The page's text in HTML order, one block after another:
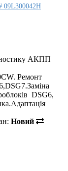
09L300042H
АКПП
Ремонт
DSG6,
Новий